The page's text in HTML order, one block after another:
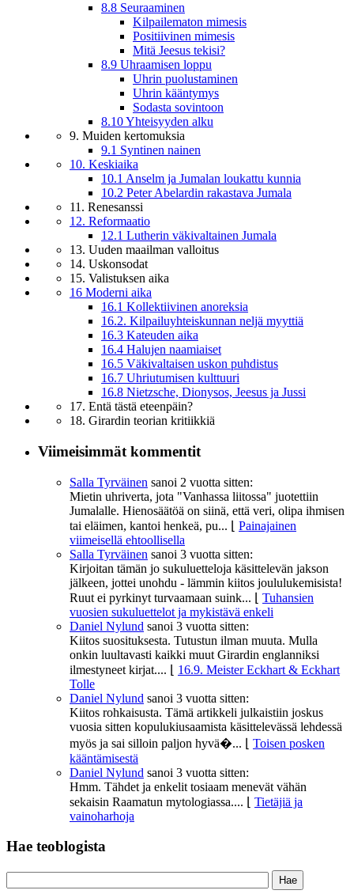
8.8 Seuraaminen
Kilpailematon mimesis
Positiivinen mimesis
Mitä Jeesus tekisi?
8.9 Uhraamisen loppu
Uhrin puolustaminen
Uhrin kääntymys
Sodasta sovintoon
8.10 Yhteisyyden alku
9. Muiden kertomuksia
9.1 Syntinen nainen
10. Keskiaika
10.1 Anselm ja Jumalan loukattu kunnia
10.2 Peter Abelardin rakastava Jumala
11. Renesanssi
12. Reformaatio
12.1 Lutherin väkivaltainen Jumala
13. Uuden maailman valloitus
14. Uskonsodat
15. Valistuksen aika
16 Moderni aika
16.1 Kollektiivinen anoreksia
16.2. Kilpailuyhteiskunnan neljä myyttiä
16.3 Kateuden aika
16.4 Halujen naamiaiset
16.5 Väkivaltaisen uskon puhdistus
16.7 Uhriutumisen kulttuuri
16.8 Nietzsche, Dionysos, Jeesus ja Jussi
17. Entä tästä eteenpäin?
18. Girardin teorian kritiikkiä
Viimeisimmät kommentit
Salla Tyrväinen sanoi 2 vuotta sitten:
Mietin uhriverta, jota "Vanhassa liitossa" juotettiin
Jumalalle. Hienosäätöä on siinä, että veri, olipa ihmisen
tai eläimen, kantoi henkeä, pu...
Painajainen
viimeisellä ehtoollisella
Salla Tyrväinen sanoi 3 vuotta sitten:
Kirjoitan tämän jo sukuluetteloja käsittelevän jakson
jälkeen, jottei unohdu - lämmin kiitos joululukemisista!
Ruut ei pyrkinyt turvaamaan suink...
Tuhansien
vuosien sukuluettelot ja mykistävä enkeli
Daniel Nylund sanoi 3 vuotta sitten:
Kiitos suosituksesta. Tutustun ilman muuta. Mulla
onkin luultavasti kaikki muut Girardin englanniksi
ilmestyneet kirjat....
16.9. Meister Eckhart & Eckhart
Tolle
Daniel Nylund sanoi 3 vuotta sitten:
Kiitos rohkaisusta. Tämä artikkeli julkaistiin joskus
vuosia sitten kopulukiusaamista käsittelevässä lehdessä
myös ja sai silloin paljon hyvä�...
Toisen posken
kääntämisestä
Daniel Nylund sanoi 3 vuotta sitten:
Hmm. Tähdet ja enkelit tosiaam menevät vähän
sekaisin Raamatun mytologiassa....
Tietäjiä ja
vainoharhoja
Hae teoblogista